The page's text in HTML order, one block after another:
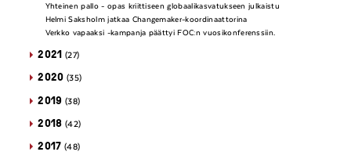
Yhteinen pallo - opas kriittiseen globaalikasvatukseen julkaistu
Helmi Saksholm jatkaa Changemaker-koordinaattorina
Verkko vapaaksi -kampanja päättyi FOC:n vuosikonferenssiin.
2021 (27)
2020 (35)
2019 (38)
2018 (42)
2017 (48)